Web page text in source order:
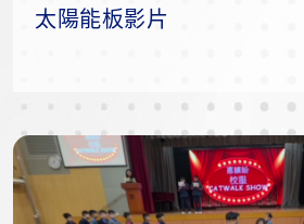
太陽能板影片